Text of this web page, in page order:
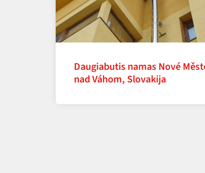
Daugiabutis namas Nové
nad Váhom, Slovakija